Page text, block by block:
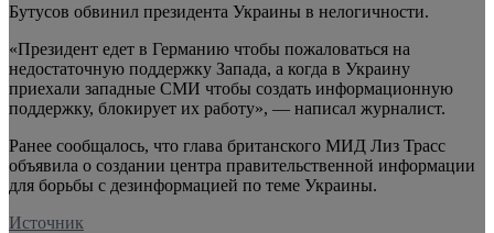
Бутусов обвинил президента Украины в нелогичности.
«Президент едет в Германию чтобы пожаловаться на
недостаточную поддержку Запада, а когда в Украину
приехали западные СМИ чтобы создать информационную
поддержку, блокирует их работу», — написал журналист.
Ранее сообщалось, что глава британского МИД Лиз Трасс
объявила о создании центра правительственной информации
для борьбы с дезинформацией по теме Украины.
Источник